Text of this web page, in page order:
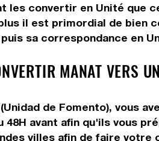
les convertir en Unité que
il est primordial de bien
sa correspondance en
MANAT VERS
de Fomento), vous
avant afin qu'ils vous
villes afin de faire votre